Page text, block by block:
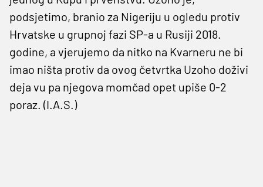
podsjetimo, branio za Nigeriju u ogledu protiv
Hrvatske u grupnoj fazi SP-a u Rusiji 2018.
godine, a vjerujemo da nitko na Kvarneru ne bi
imao ništa protiv da ovog četvrtka Uzoho doživi
deja vu pa njegova momčad opet upiše 0-2
poraz. (I.A.S.)